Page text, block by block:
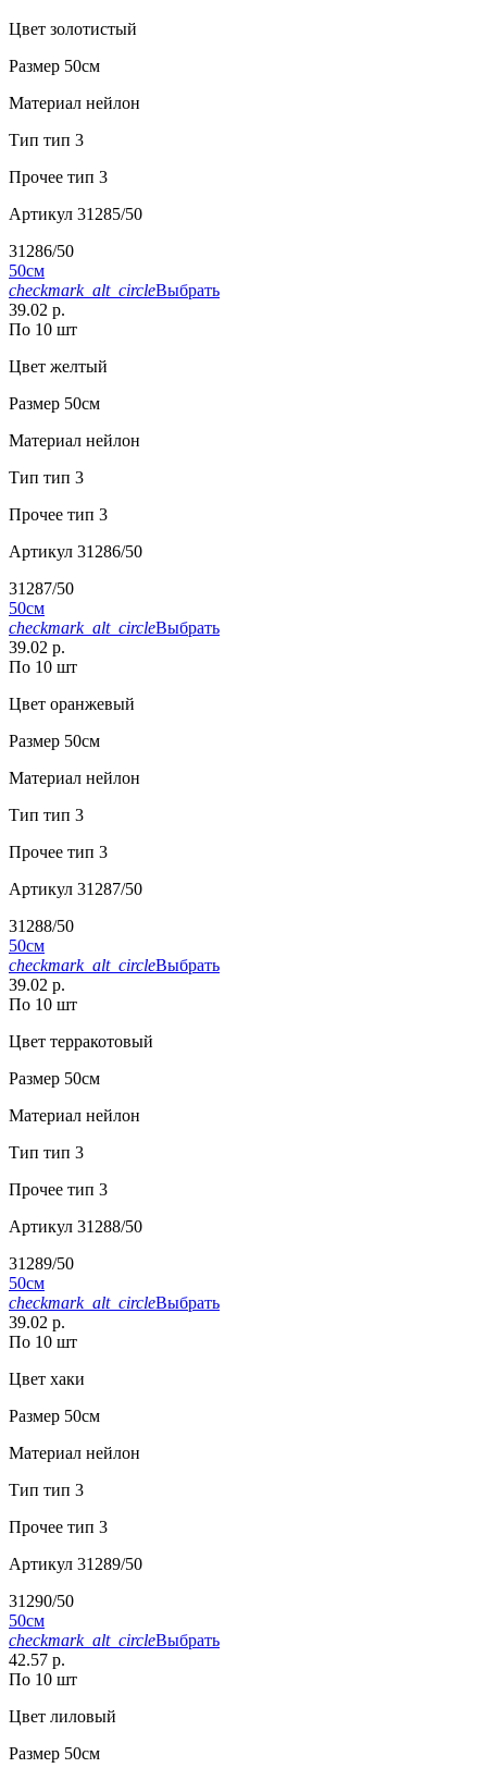
Цвет золотистый
Размер 50см
Материал нейлон
Тип тип 3
Прочее тип 3
Артикул 31285/50
31286/50
50см
checkmark_alt_circleВыбрать
39.02 р.
По 10 шт
Цвет желтый
Размер 50см
Материал нейлон
Тип тип 3
Прочее тип 3
Артикул 31286/50
31287/50
50см
checkmark_alt_circleВыбрать
39.02 р.
По 10 шт
Цвет оранжевый
Размер 50см
Материал нейлон
Тип тип 3
Прочее тип 3
Артикул 31287/50
31288/50
50см
checkmark_alt_circleВыбрать
39.02 р.
По 10 шт
Цвет терракотовый
Размер 50см
Материал нейлон
Тип тип 3
Прочее тип 3
Артикул 31288/50
31289/50
50см
checkmark_alt_circleВыбрать
39.02 р.
По 10 шт
Цвет хаки
Размер 50см
Материал нейлон
Тип тип 3
Прочее тип 3
Артикул 31289/50
31290/50
50см
checkmark_alt_circleВыбрать
42.57 р.
По 10 шт
Цвет лиловый
Размер 50см